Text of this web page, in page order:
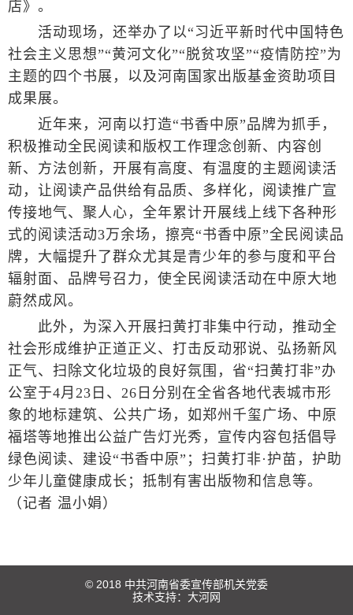
店》。
活动现场，还举办了以“习近平新时代中国特色
社会主义思想”“黄河文化”“脱贫攻坚”“疫情防控”为
主题的四个书展，以及河南国家出版基金资助项目
成果展。
近年来，河南以打造“书香中原”品牌为抓手，
积极推动全民阅读和版权工作理念创新、内容创
新、方法创新，开展有高度、有温度的主题阅读活
动，让阅读产品供给有品质、多样化，阅读推广宣
传接地气、聚人心，全年累计开展线上线下各种形
式的阅读活动3万余场，擦亮“书香中原”全民阅读品
牌，大幅提升了群众尤其是青少年的参与度和平台
辐射面、品牌号召力，使全民阅读活动在中原大地
蔚然成风。
此外，为深入开展扫黄打非集中行动，推动全
社会形成维护正道正义、打击反动邪说、弘扬新风
正气、扫除文化垃圾的良好氛围，省“扫黄打非”办
公室于4月23日、26日分别在全省各地代表城市形
象的地标建筑、公共广场，如郑州千玺广场、中原
福塔等地推出公益广告灯光秀，宣传内容包括倡导
绿色阅读、建设“书香中原”；扫黄打非·护苗，护助
少年儿童健康成长；抵制有害出版物和信息等。
（记者 温小娟）
© 2018 中共河南省委宣传部机关党委
技术支持： 大河网